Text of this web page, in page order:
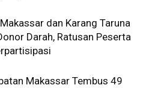
dan Karang Taruna
Darah, Ratusan Peserta
Makassar Tembus 49